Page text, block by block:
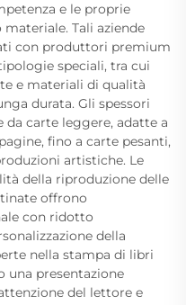
e le proprie
Tali aziende
con produttori premium
speciali, tra cui
e materiali di qualità
durata. Gli spessori
carte leggere, adatte a
fino a carte pesanti,
artistiche. Le
della riproduzione delle
offrono
con ridotto
della
nella stampa di libri
una presentazione
del lettore e